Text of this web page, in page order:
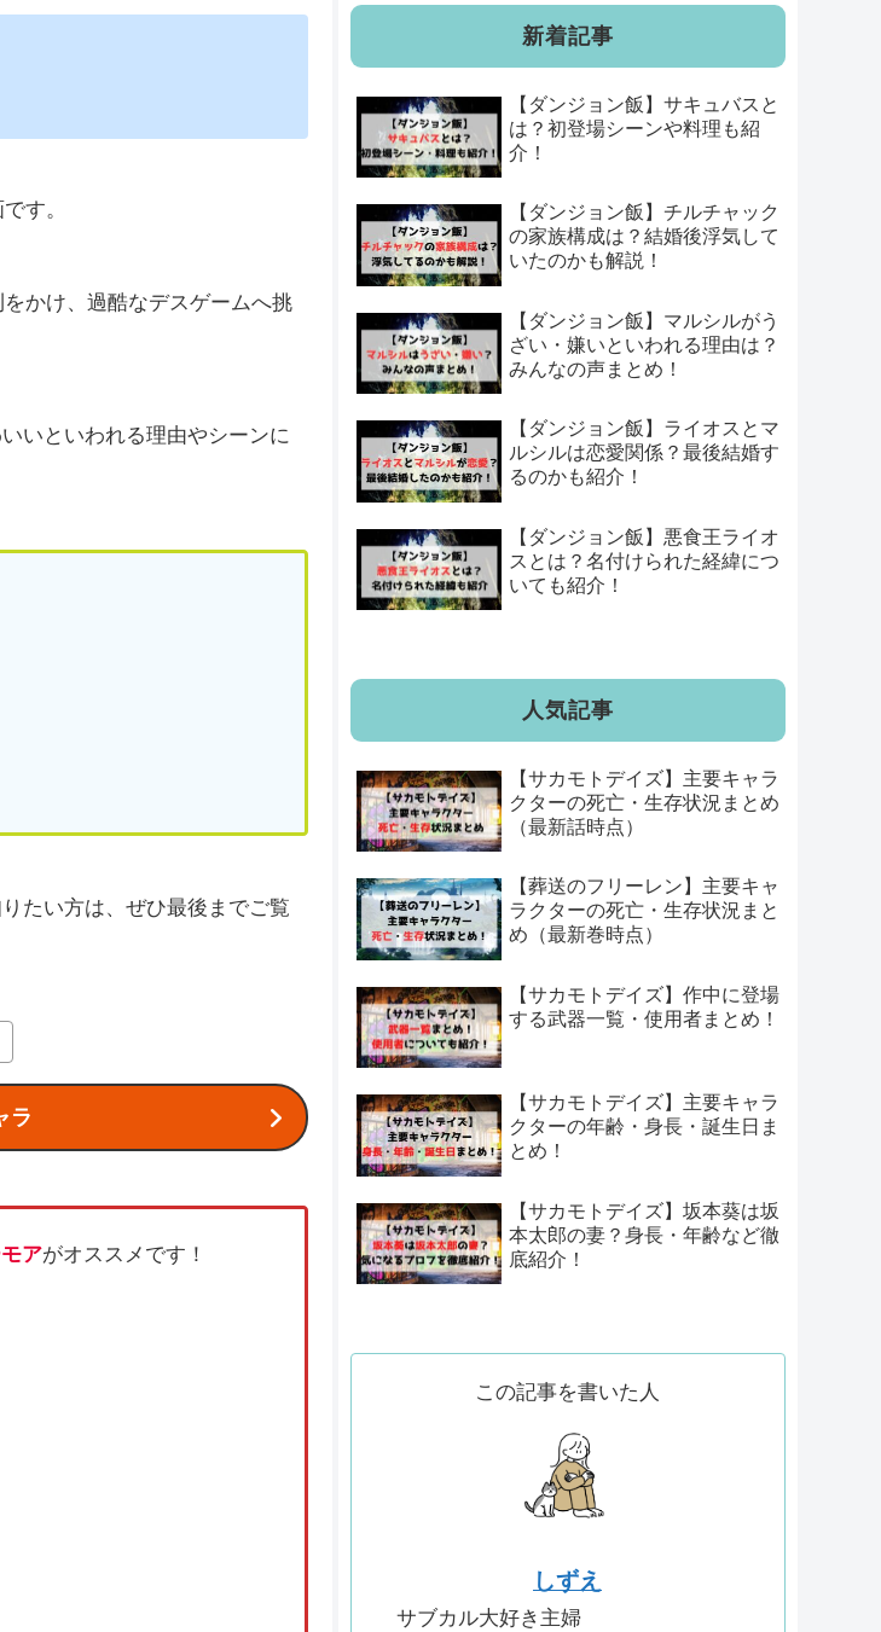
す。
かけ、過酷なデスゲームへ挑
いといわれる理由やシーンに
たい方は、ぜひ最後までご覧
ラ
アがオススメです！
新着記事
【ダンジョン飯】サキュバスと
は？初登場シーンや料理も紹
介！
【ダンジョン飯】チルチャック
の家族構成は？結婚後浮気して
いたのかも解説！
【ダンジョン飯】マルシルがう
ざい・嫌いといわれる理由は？
みんなの声まとめ！
【ダンジョン飯】ライオスとマ
ルシルは恋愛関係？最後結婚す
るのかも紹介！
【ダンジョン飯】悪食王ライオ
スとは？名付けられた経緯につ
いても紹介！
人気記事
【サカモトデイズ】主要キャラ
クターの死亡・生存状況まとめ
（最新話時点）
【葬送のフリーレン】主要キャ
ラクターの死亡・生存状況まと
め（最新巻時点）
【サカモトデイズ】作中に登場
する武器一覧・使用者まとめ！
【サカモトデイズ】主要キャラ
クターの年齢・身長・誕生日ま
とめ！
【サカモトデイズ】坂本葵は坂
本太郎の妻？身長・年齢など徹
底紹介！
この記事を書いた人
しずえ
サブカル大好き主婦